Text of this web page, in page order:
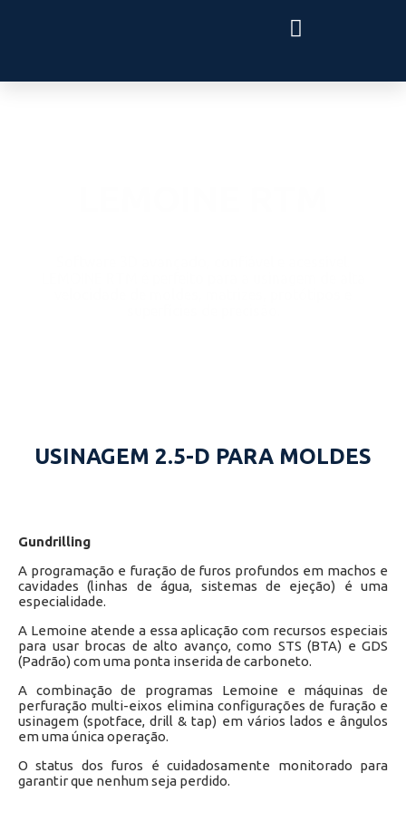
USINAGEM 2.5-D PARA MOLDES
Gundrilling
A programação e furação de furos profundos em machos e
cavidades (linhas de água, sistemas de ejeção) é uma
especialidade.
A Lemoine atende a essa aplicação com recursos especiais
para usar brocas de alto avanço, como STS (BTA) e GDS
(Padrão) com uma ponta inserida de carboneto.
A combinação de programas Lemoine e máquinas de
perfuração multi-eixos elimina configurações de furação e
usinagem (spotface, drill & tap) em vários lados e ângulos
em uma única operação.
O status dos furos é cuidadosamente monitorado para
garantir que nenhum seja perdido.